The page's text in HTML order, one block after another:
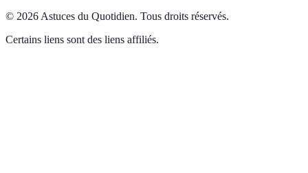
© 2026 Astuces du Quotidien. Tous droits réservés.
Certains liens sont des liens affiliés.